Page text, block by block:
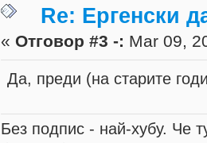
Re: Ергенски
« Отговор #3 -: Mar 09,
Да, преди (на старите
Без подпис - най-хубу. Че